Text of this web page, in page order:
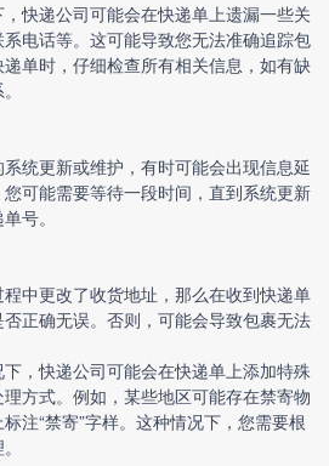
，快递公司可能会在快递单上遗漏一些关
电话等。这可能导致您无法准确追踪包
单时，仔细检查所有相关信息，如有缺
系统更新或维护，有时可能会出现信息延
可能需要等待一段时间，直到系统更新
号。
程中更改了收货地址，那么在收到快递单
正确无误。否则，可能会导致包裹无法
下，快递公司可能会在快递单上添加特殊
方式。例如，某些地区可能存在禁寄物
注“禁寄”字样。这种情况下，您需要根